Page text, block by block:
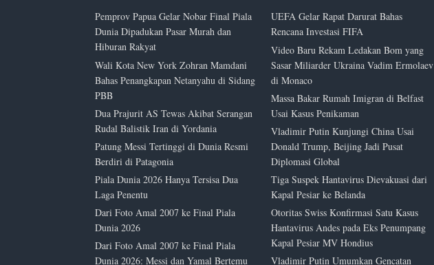
Pemprov Papua Gelar Nobar Final Piala
Dunia Dipadukan Pasar Murah dan
Hiburan Rakyat
Wali Kota New York Zohran Mamdani
Bahas Penangkapan Netanyahu di Sidang
PBB
Dua Prajurit AS Tewas Akibat Serangan
Rudal Balistik Iran di Yordania
Patung Messi Tertinggi di Dunia Resmi
Berdiri di Patagonia
Piala Dunia 2026 Hanya Tersisa Dua
Laga Penentu
Dari Foto Amal 2007 ke Final Piala
Dunia 2026
Dari Foto Amal 2007 ke Final Piala
Dunia 2026: Messi dan Yamal Bertemu
UEFA Gelar Rapat Darurat Bahas
Rencana Investasi FIFA
Video Baru Rekam Ledakan Bom yang
Sasar Miliarder Ukraina Vadim Ermolaev
di Monaco
Massa Bakar Rumah Imigran di Belfast
Usai Kasus Penikaman
Vladimir Putin Kunjungi China Usai
Donald Trump, Beijing Jadi Pusat
Diplomasi Global
Tiga Suspek Hantavirus Dievakuasi dari
Kapal Pesiar ke Belanda
Otoritas Swiss Konfirmasi Satu Kasus
Hantavirus Andes pada Eks Penumpang
Kapal Pesiar MV Hondius
Vladimir Putin Umumkan Gencatan